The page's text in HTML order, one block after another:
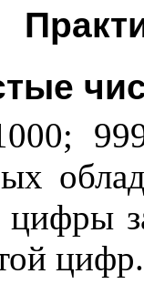
цифр.